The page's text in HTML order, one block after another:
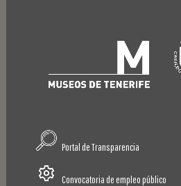
Portal de Transparencia
Convocatoria de empleo público